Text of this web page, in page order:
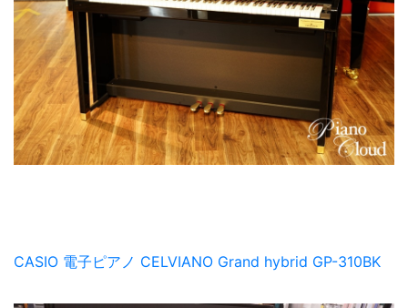
CASIO 電子ピアノ CELVIANO Grand hybrid GP-310BK